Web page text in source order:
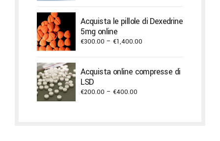
through
Acquista le pillole di Dexedrine
5mg online
€300.00 – €1,400.00
through
Acquista online compresse di
LSD
€200.00 – €400.00